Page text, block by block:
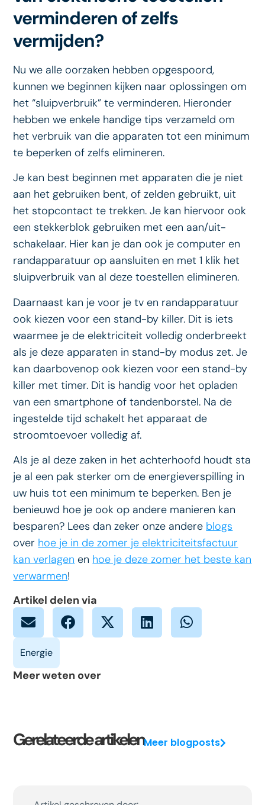
verminderen of zelfs
vermijden?
Nu we alle oorzaken hebben opgespoord,
kunnen we beginnen kijken naar oplossingen om
het “sluipverbruik” te verminderen. Hieronder
hebben we enkele handige tips verzameld om
het verbruik van die apparaten tot een minimum
te beperken of zelfs elimineren.
Je kan best beginnen met apparaten die je niet
aan het gebruiken bent, of zelden gebruikt, uit
het stopcontact te trekken. Je kan hiervoor ook
een stekkerblok gebruiken met een aan/uit-
schakelaar. Hier kan je dan ook je computer en
randapparatuur op aansluiten en met 1 klik het
sluipverbruik van al deze toestellen elimineren.
Daarnaast kan je voor je tv en randapparatuur
ook kiezen voor een stand-by killer. Dit is iets
waarmee je de elektriciteit volledig onderbreekt
als je deze apparaten in stand-by modus zet. Je
kan daarbovenop ook kiezen voor een stand-by
killer met timer. Dit is handig voor het opladen
van een smartphone of tandenborstel. Na de
ingestelde tijd schakelt het apparaat de
stroomtoevoer volledig af.
Als je al deze zaken in het achterhoofd houdt sta
je al een pak sterker om de energieverspilling in
uw huis tot een minimum te beperken. Ben je
benieuwd hoe je ook op andere manieren kan
besparen? Lees dan zeker onze andere blogs
over hoe je in de zomer je elektriciteitsfactuur
kan verlagen en hoe je deze zomer het beste kan
verwarmen!
Artikel delen via
Meer weten over
Gerelateerde artikelenMeer blogposts